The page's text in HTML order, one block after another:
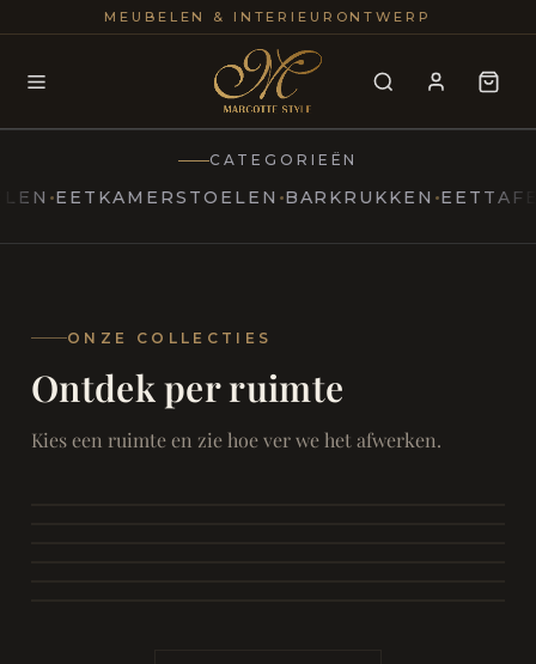
MEUBELEN & INTERIEURONTWERP
Modern
Marcottestyle Living
25+
CATEGORIEËN
BARKRUKKEN EETTAFELS
ONZE COLLECTIES
Ontdek per ruimte
Kies een ruimte en zie hoe ver we het afwerken.
SAMEN ONTSPANNEN
Woonkamer
Eetkamer
RUST EN RETRAITE